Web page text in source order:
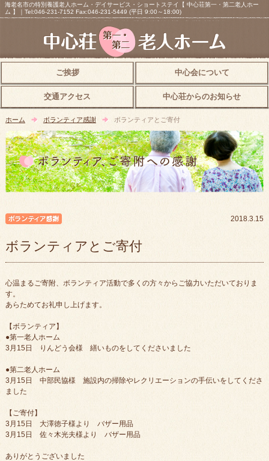
海老名市の特別養護老人ホーム・デイサービス・ショートステイ【 中心荘第一・第二老人ホー
ム 】｜Tel:046-231-7152 Fax:046-231-5449 (平日 9:00～18:00)
ご挨拶 中心会について
交通アクセス 中心荘からのお知らせ
ホーム ボランティア感謝 ボランティアとご寄付
2018.3.15
ボランティアとご寄付
心温まるご寄附、ボランティア活動で多くの方々からご協力いただいておりま
す。
あらためてお礼申し上げます。
【ボランティア】
●第一老人ホーム
3月15日 りんどう会様 繕いものをしてくださいました
●第二老人ホーム
3月15日 中部民協様 施設内の掃除やレクリエーションの手伝いをしてくださ
ました
【ご寄付】
3月15日 大澤徳子様より バザー用品
3月15日 佐々木光夫様より バザー用品
ありがとうございました